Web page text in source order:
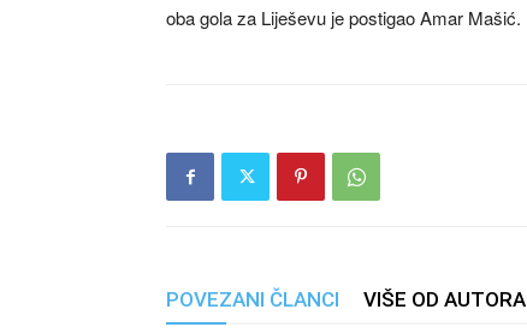
oba gola za Liješevu je postigao Amar Mašić.
POVEZANI ČLANCI VIŠE OD AUTORA